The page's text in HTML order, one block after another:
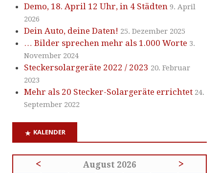
Demo, 18. April 12 Uhr, in 4 Städten 9. April
2026
Dein Auto, deine Daten! 25. Dezember 2025
… Bilder sprechen mehr als 1.000 Worte 3.
November 2024
Steckersolargeräte 2022 / 2023 20. Februar
2023
Mehr als 20 Stecker-Solargeräte errichtet 24.
September 2022
KALENDER
< August 2026 >